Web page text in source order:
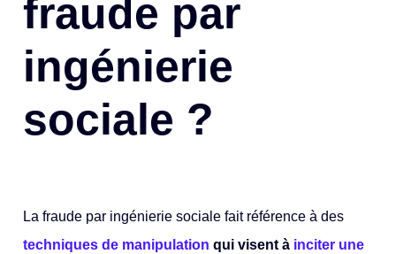
fraude par
ingénierie
sociale ?
La fraude par ingénierie sociale fait référence à des
techniques de manipulation qui visent à inciter une